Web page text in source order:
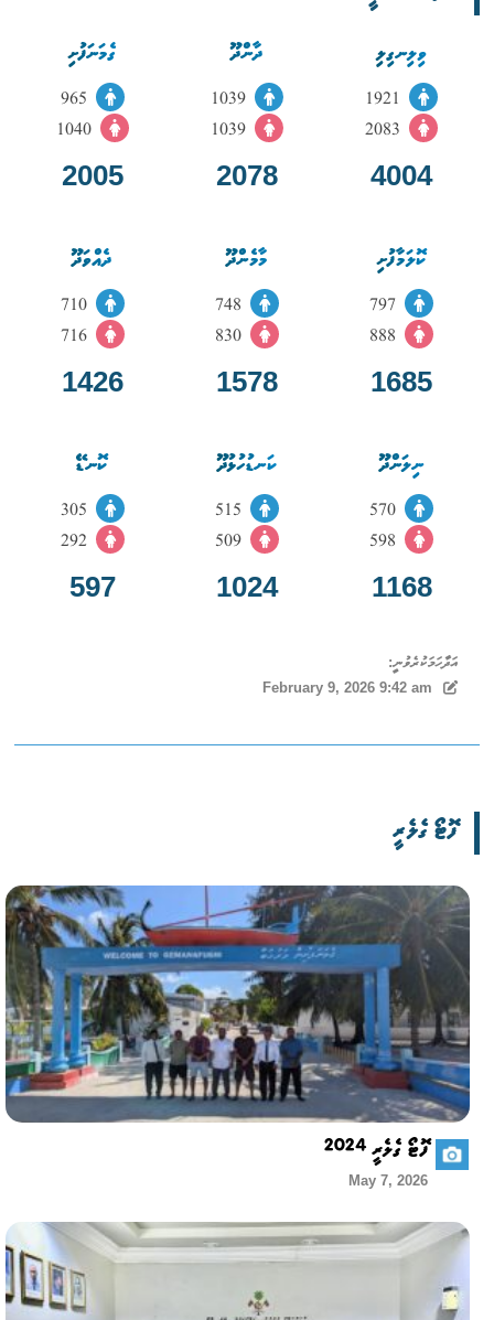
ވިލިނގިލި
1921
2083
4004
ދާންދޫ
1039
1039
2078
ގެމަނަފުށި
1040
2005
ކޮލަމާފުށި
797
888
1685
މާމެންދޫ
748
830
1578
ދެއްވަދޫ
710
716
1426
ނިލަންދޫ
570
598
1168
ކަނޑުހުޅުދޫ
515
509
1024
ކޮނޑޭ
292
597
އަދާހަމަކުރެވުނީ:
February 9, 2026 9:42 am
ފޮޓޯ ގެލެރީ
ފޮޓޯ ގެލެރީ 2024
May 7, 2026